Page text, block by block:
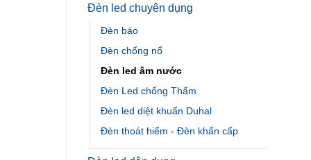
Đèn led chuyên dụng
Đèn báo
Đèn chống nổ
Đèn led âm nước
Đèn Led chống Thấm
Đèn led diệt khuẩn Duhal
Đèn thoát hiểm - Đèn khẩn cấp